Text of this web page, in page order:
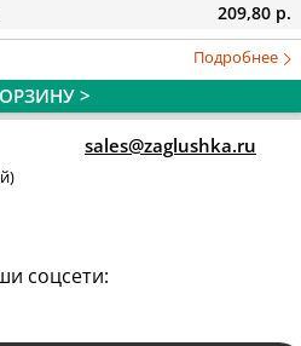
209,80 р.
Подробнее
>
sales@zaglushka.ru
соцсети: